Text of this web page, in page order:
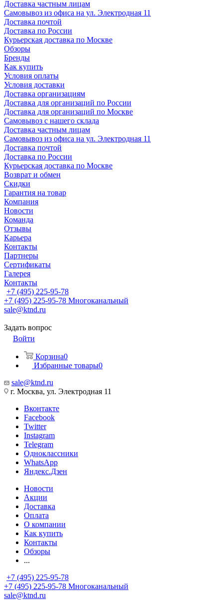
Доставка частным лицам
Самовывоз из офиса на ул. Электродная 11
Доставка почтой
Доставка по России
Курьерская доставка по Москве
Обзоры
Бренды
Как купить
Условия оплаты
Условия доставки
Доставка организациям
Доставка для организаций по России
Доставка для организаций по Москве
Самовывоз с нашего склада
Доставка частным лицам
Самовывоз из офиса на ул. Электродная 11
Доставка почтой
Доставка по России
Курьерская доставка по Москве
Возврат и обмен
Скидки
Гарантия на товар
Компания
Новости
Команда
Отзывы
Карьера
Контакты
Партнеры
Сертификаты
Галерея
Контакты
+7 (495) 225-95-78
+7 (495) 225-95-78 Многоканальный
sale@ktnd.ru
Задать вопрос
Войти
Корзина0
Избранные товары0
sale@ktnd.ru
г. Москва, ул. Электродная 11
Вконтакте
Facebook
Twitter
Instagram
Telegram
Одноклассники
WhatsApp
Яндекс.Дзен
Новости
Акции
Доставка
Оплата
О компании
Как купить
Контакты
Обзоры
...
+7 (495) 225-95-78
+7 (495) 225-95-78 Многоканальный
sale@ktnd.ru